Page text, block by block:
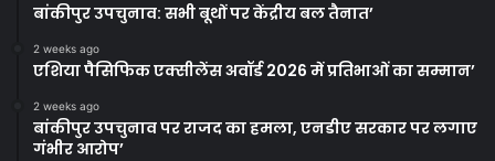
बांकीपुर उपचुनाव: सभी बूथों पर केंद्रीय बल तैनात’
2 weeks ago
एशिया पैसिफिक एक्सीलेंस अवॉर्ड 2026 में प्रतिभाओं का सम्मान’
2 weeks ago
बांकीपुर उपचुनाव पर राजद का हमला, एनडीए सरकार पर लगाए
गंभीर आरोप’